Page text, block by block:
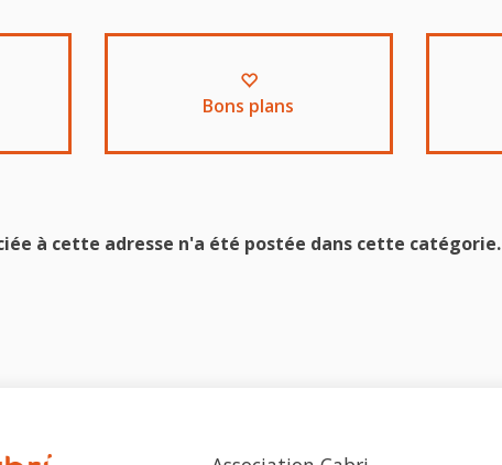
Bons plans
à cette adresse n'a été postée dans cette catégorie.